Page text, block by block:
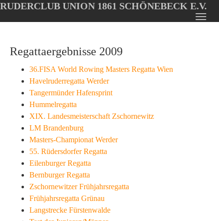
Oops, an error occurred! Code: 20260806213848cc4fa162
main
RUDERCLUB UNION 1861 SCHÖNEBECK E.V.
Regattaergebnisse 2009
36.FISA World Rowing Masters Regatta Wien
Havelruderregatta Werder
Tangermünder Hafensprint
Hummelregatta
XIX. Landesmeisterschaft Zschornewitz
LM Brandenburg
Masters-Championat Werder
55. Rüdersdorfer Regatta
Eilenburger Regatta
Bernburger Regatta
Zschornewitzer Frühjahrsregatta
Frühjahrsregatta Grünau
Langstrecke Fürstenwalde